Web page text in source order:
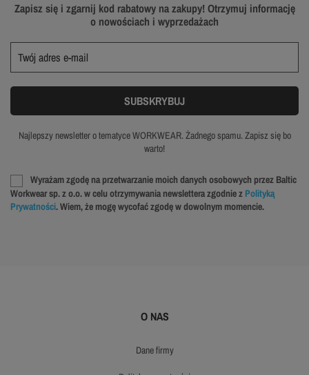
Zapisz się i zgarnij kod rabatowy na zakupy! Otrzymuj informację
o nowościach i wyprzedażach
Najlepszy newsletter o tematyce WORKWEAR. Żadnego spamu. Zapisz się bo
warto!
Wyrażam zgodę na przetwarzanie moich danych osobowych przez Baltic
Workwear sp. z o.o. w celu otrzymywania newslettera zgodnie z Polityką
Prywatności. Wiem, że mogę wycofać zgodę w dowolnym momencie.
O NAS
dane firmy